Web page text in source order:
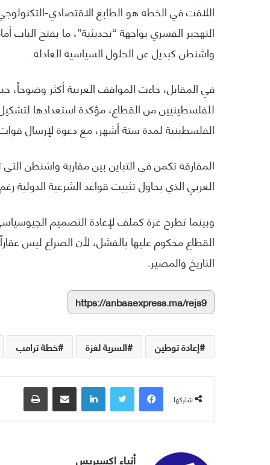
اللافت في الخطة هو الطابع الاقتصادي-
التهجير القسري بواجهة “تحديثية”، ما يفتح
واشنطن كبديل عن الحلول السياسية العادلة.
في المقابل، جاءت المواقف العربية أكثر وضوحاً،
للفلسطينيين من القطاع، مؤكدة استعدادها
الفلسطينية لمدة ستة أشهر، مع دعوة لإرسال
المفارقة تكمن في التباين بين مقاربة واشنطن
العربي الذي يحاول تثبيت قواعد الشرعية الدولية
وبينما تطرح غزة كملف لإعادة التصميم
القطاع محكوم عليها بالفشل، لأن الصراع ليس
التاريخ والمصير.
https://anbaaexpress.ma/rejs9
إعادة توطين السرية لغزة خطة ترامب
شاركها
فيسبوك
أنباء إكسبريس